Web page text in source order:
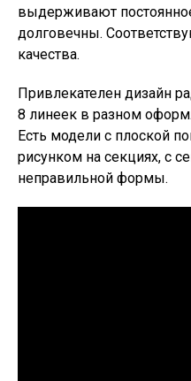
выдерживают
долговечны.
качества.
Привлекателен дизайн
8 линеек в разном
Есть модели с плоской
рисунком на секциях, с
неправильной формы.